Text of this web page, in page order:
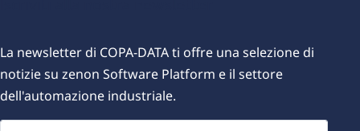
La newsletter di COPA-DATA ti offre una selezione di
notizie su zenon Software Platform e il settore
dell'automazione industriale.